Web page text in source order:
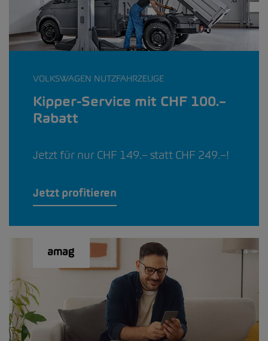
VOLKSWAGEN NUTZFAHRZEUGE
Kipper-Service mit CHF 100.–
Rabatt
Jetzt für nur CHF 149.– statt CHF 249.–!
Jetzt profitieren